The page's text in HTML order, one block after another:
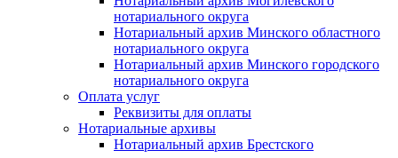
нотариального округа
Нотариальный архив Минского областного
нотариального округа
Нотариальный архив Минского городского
нотариального округа
Оплата услуг
Реквизиты для оплаты
Нотариальные архивы
Нотариальный архив Брестского